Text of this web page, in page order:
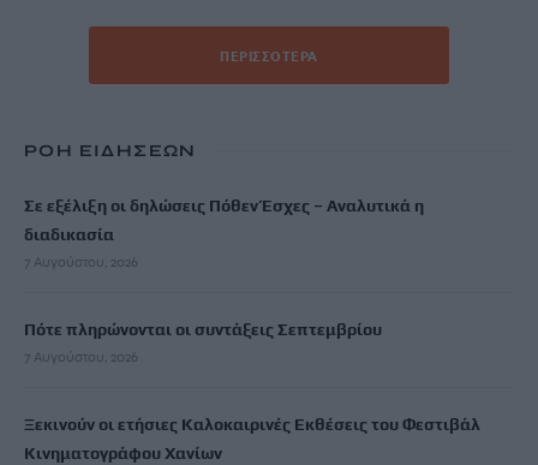
ΠΕΡΙΣΣΌΤΕΡΑ
ΡΟΗ ΕΙΔΗΣΕΩΝ
Σε εξέλιξη οι δηλώσεις Πόθεν Έσχες – Αναλυτικά η
διαδικασία
7 Αυγούστου, 2026
Πότε πληρώνονται οι συντάξεις Σεπτεμβρίου
7 Αυγούστου, 2026
Ξεκινούν οι ετήσιες Καλοκαιρινές Εκθέσεις του Φεστιβάλ
Κινηματογράφου Χανίων